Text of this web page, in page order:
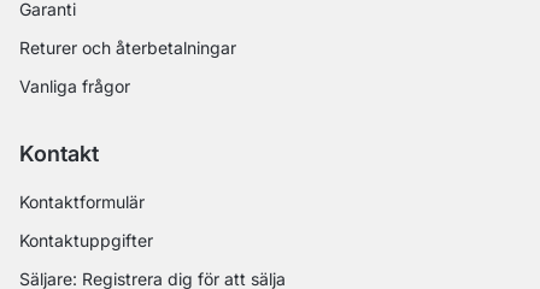
Garanti
Returer och återbetalningar
Vanliga frågor
Kontakt
Kontaktformulär
Kontaktuppgifter
Säljare: Registrera dig för att sälja